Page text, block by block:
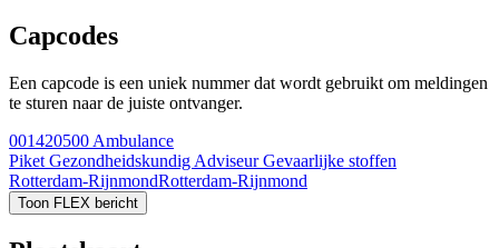
Capcodes
Een capcode is een uniek nummer dat wordt gebruikt om meldingen
te sturen naar de juiste ontvanger.
001420500 Ambulance
Piket Gezondheidskundig Adviseur Gevaarlijke stoffen
Rotterdam-RijnmondRotterdam-Rijnmond
Toon FLEX bericht